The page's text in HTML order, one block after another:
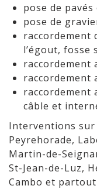
pose de
pose de
raccordement
l’égout, fosse
raccordement
raccordement
raccordement
câble et
Interventions sur
Peyrehorade,
Martin-de-
St-Jean-de-Luz,
Cambo et